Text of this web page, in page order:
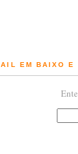
EM BAIXO E